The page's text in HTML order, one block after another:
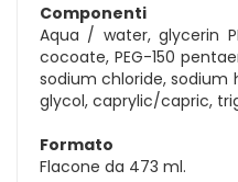
Componenti
Aqua / water, glycerin
cocoate, PEG-150
sodium chloride, sodium
glycol, caprylic/capric,
Formato
Flacone da 473 ml.